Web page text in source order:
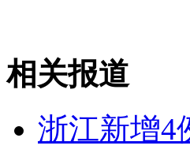
山西运城恶犬咬伤多人 警
相关报道
浙江新增4